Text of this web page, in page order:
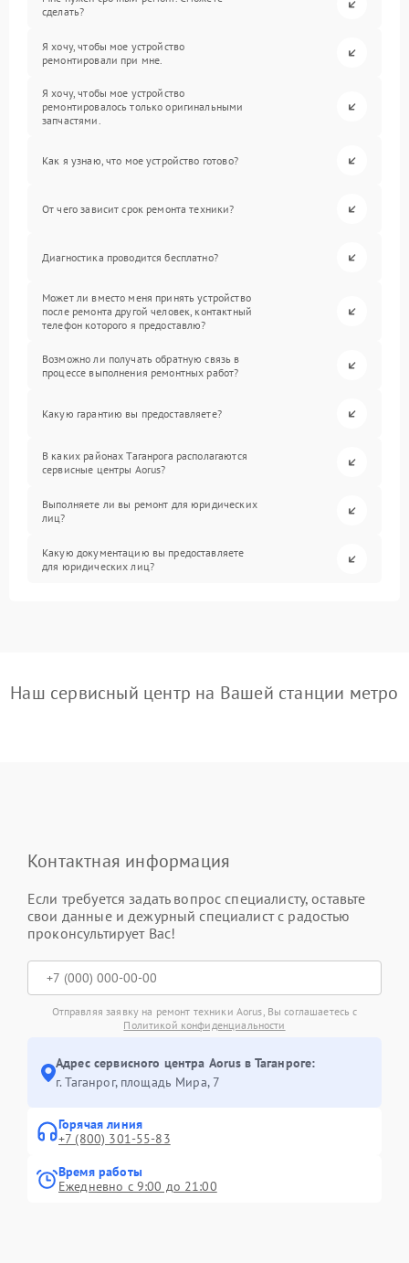
сделать?
Я хочу, чтобы мое устройство
ремонтировали при мне.
Я хочу, чтобы мое устройство
ремонтировалось только оригинальными
запчастями.
Как я узнаю, что мое устройство готово?
От чего зависит срок ремонта техники?
Диагностика проводится бесплатно?
Может ли вместо меня принять устройство
после ремонта другой человек, контактный
телефон которого я предоставлю?
Возможно ли получать обратную связь в
процессе выполнения ремонтных работ?
Какую гарантию вы предоставляете?
В каких районах Таганрога располагаются
сервисные центры Aorus?
Выполняете ли вы ремонт для юридических
лиц?
Какую документацию вы предоставляете
для юридических лиц?
Наш сервисный центр на Вашей станции метро
Контактная информация
Если требуется задать вопрос специалисту, оставьте
свои данные и дежурный специалист с радостью
проконсультирует Вас!
Отправляя заявку на ремонт техники Aorus, Вы соглашаетесь с
Политикой конфиденциальности
Адрес сервисного центра Aorus в Таганроге:
г. Таганрог, площадь Мира, 7
Горячая линия
+7 (800) 301-55-83
Время работы
Ежедневно с 9:00 до 21:00